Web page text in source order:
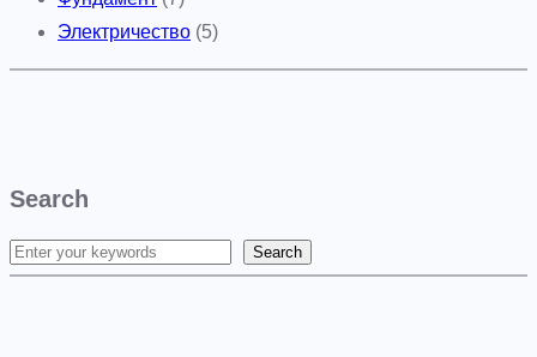
Электричество (5)
Search
S
Search